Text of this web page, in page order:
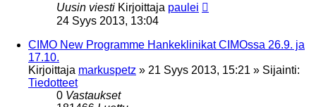
Uusin viesti Kirjoittaja paulei
24 Syys 2013, 13:04
CIMO New Programme Hankeklinikat CIMOssa 26.9. ja
17.10.
Kirjoittaja markuspetz » 21 Syys 2013, 15:21 » Sijainti:
Tiedotteet
0 Vastaukset